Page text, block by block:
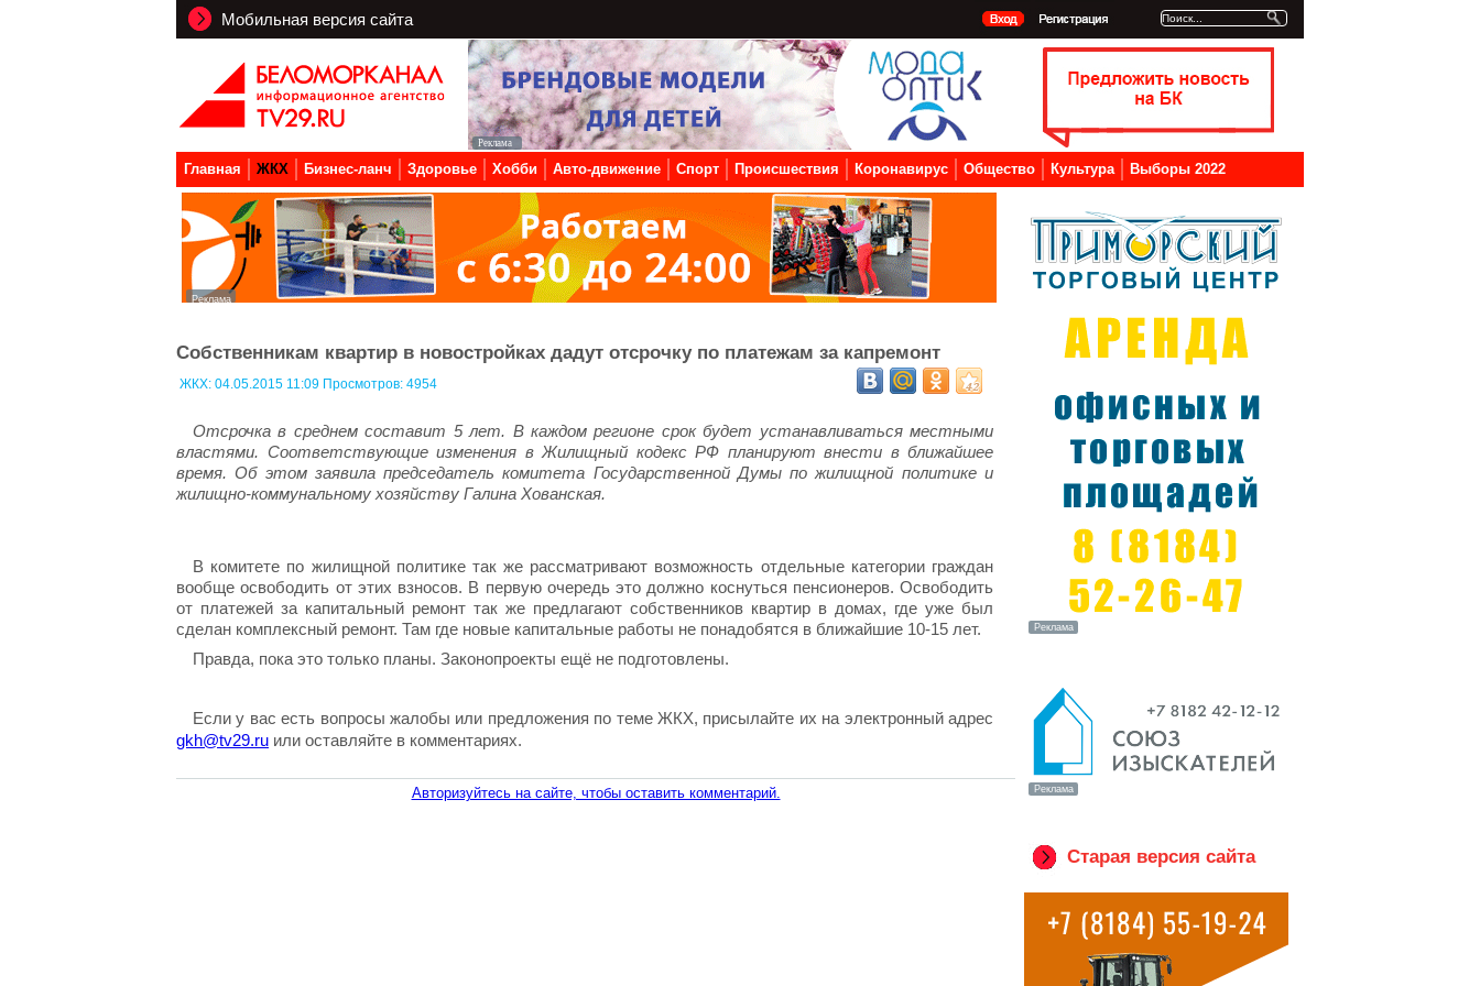
Мобильная версия сайта
Главная ЖКХ Бизнес-ланч Здоровье Хобби Авто-движение Спорт Происшествия Коронавирус Общество Культура Выборы 2022
Собственникам квартир в новостройках дадут отсрочку по платежам за капремонт
ЖКХ: 04.05.2015 11:09 Просмотров: 4954
Отсрочка в среднем составит 5 лет. В каждом регионе срок будет устанавливаться местными
властями. Соответствующие изменения в Жилищный кодекс РФ планируют внести в ближайшее
время. Об этом заявила председатель комитета Государственной Думы по жилищной политике и
жилищно-коммунальному хозяйству Галина Хованская.
В комитете по жилищной политике так же рассматривают возможность отдельные категории граждан
вообще освободить от этих взносов. В первую очередь это должно коснуться пенсионеров. Освободить
от платежей за капитальный ремонт так же предлагают собственников квартир в домах, где уже был
сделан комплексный ремонт. Там где новые капитальные работы не понадобятся в ближайшие 10-15 лет.
Правда, пока это только планы. Законопроекты ещё не подготовлены.
Если у вас есть вопросы жалобы или предложения по теме ЖКХ, присылайте их на электронный адрес
gkh@tv29.ru или оставляйте в комментариях.
Авторизуйтесь на сайте, чтобы оставить комментарий.
Старая версия сайта